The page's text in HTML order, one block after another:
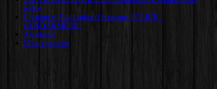
police
Création et Fabrication d’écussons POLICE –
GENDARMERIE
Assistance
Nous contacter